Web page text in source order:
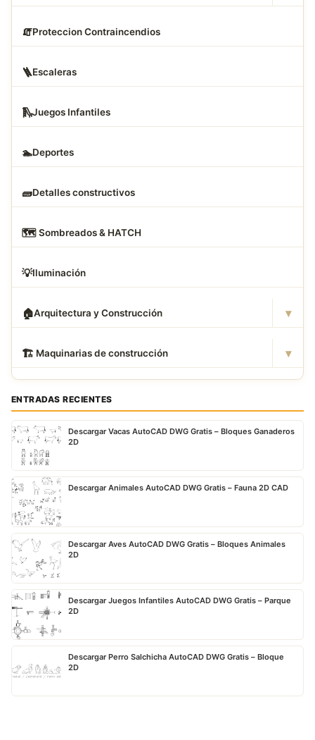
🧯Proteccion Contraincendios
🪜Escaleras
🛝Juegos Infantiles
🏊Deportes
🧱Detalles constructivos
🗺️ Sombreados & HATCH
💡Iluminación
🏠Arquitectura y Construcción ▾
🏗 ️ Maquinarias de construcción ▾
ENTRADAS RECIENTES
Descargar Vacas AutoCAD DWG Gratis – Bloques Ganaderos
2D
Descargar Animales AutoCAD DWG Gratis – Fauna 2D CAD
Descargar Aves AutoCAD DWG Gratis – Bloques Animales
2D
Descargar Juegos Infantiles AutoCAD DWG Gratis – Parque
2D
Descargar Perro Salchicha AutoCAD DWG Gratis – Bloque
2D